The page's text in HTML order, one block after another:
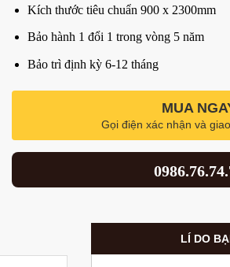
Kích thước tiêu chuẩn 900 x 2300mm
Bảo hành 1 đổi 1 trong vòng 5 năm
Bảo trì định kỳ 6-12 tháng
MUA
Gọi điện xác nhận và
LÍ DO